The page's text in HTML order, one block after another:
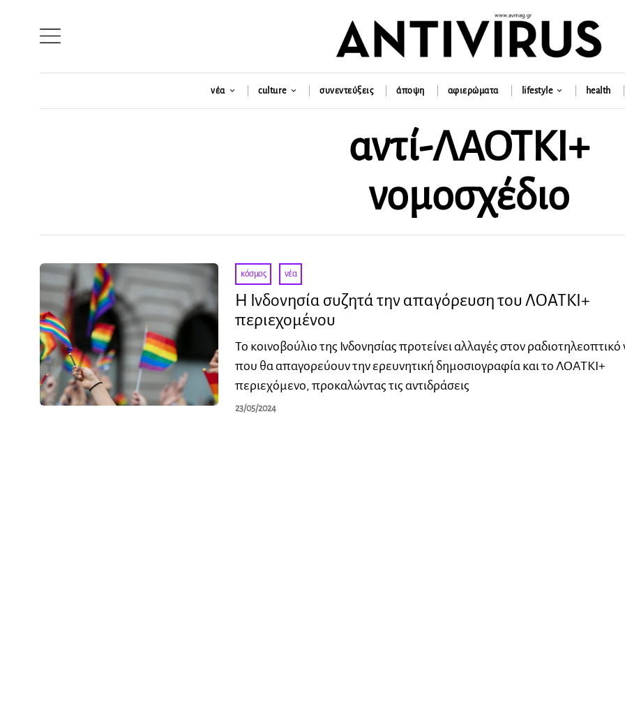
νέα culture συνεντεύξεις άποψη αφιερώματα lifestyle health
αντί-ΛΑΟΤΚΙ+
νομοσχέδιο
κόσμος · νέα
Η Ινδονησία συζητά την απαγόρευση του ΛΟΑΤΚΙ+
περιεχομένου
Το κοινοβούλιο της Ινδονησίας προτείνει αλλαγές στον
που θα απαγορεύουν την ερευνητική δημοσιογραφία και το ΛΟΑΤΚΙ+
περιεχόμενο, προκαλώντας τις αντιδράσεις
23/05/2024